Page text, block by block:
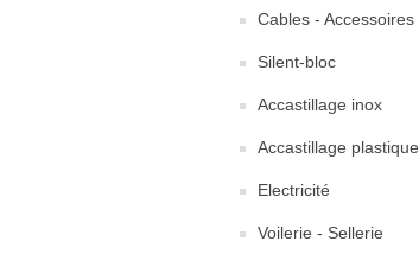
Cables - Accessoires
Silent-bloc
Accastillage inox
Accastillage plastique
Electricité
Voilerie - Sellerie